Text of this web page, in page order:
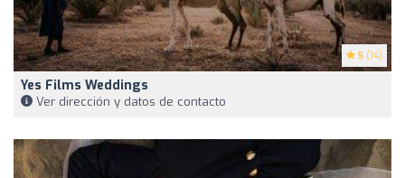
5 (14)
Yes Films Weddings
Ver dirección y datos de contacto